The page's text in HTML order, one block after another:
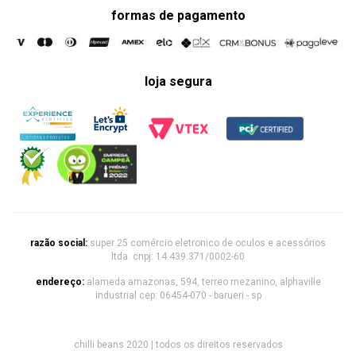
formas de pagamento
loja segura
razão social: super 25 comércio eletronico de oculos e acessórios
ltda. cnpj: 14.439.371/0002-60
endereço: alameda amazonas, 594, terreo mezanino, alphaville
industrial cep: 06454-070 - barueri - sp
chilli beans 2020 | todos os direitos reservados